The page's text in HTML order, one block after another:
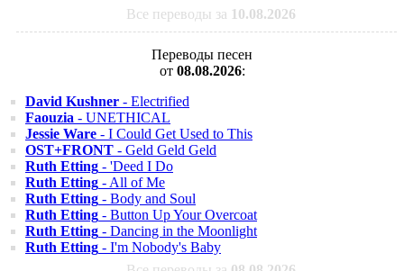
Все переводы за 10.08.2026
Переводы песен
от 08.08.2026:
David Kushner - Electrified
Faouzia - UNETHICAL
Jessie Ware - I Could Get Used to This
OST+FRONT - Geld Geld Geld
Ruth Etting - 'Deed I Do
Ruth Etting - All of Me
Ruth Etting - Body and Soul
Ruth Etting - Button Up Your Overcoat
Ruth Etting - Dancing in the Moonlight
Ruth Etting - I'm Nobody's Baby